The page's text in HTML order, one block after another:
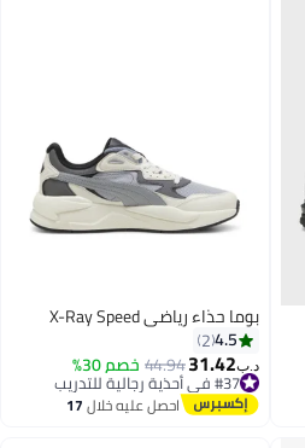
بوما حذاء رياضي X-Ray Speed
4.5
2
د.ب‏ 31.42
44.94 خصم 30%
#37 في أحذية رجالية للتدريب
#37 في أحذية رجالية للتدريب احصل عليه خلال17